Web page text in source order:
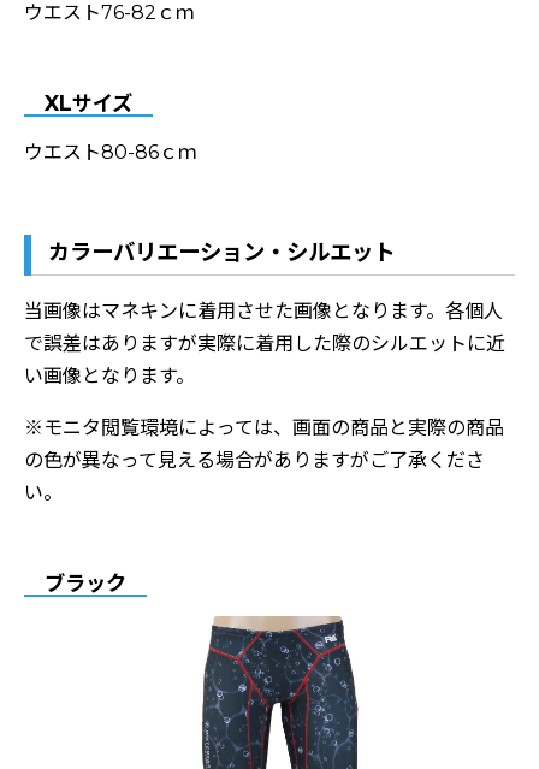
ウエスト76-82ｃｍ
XLサイズ
ウエスト80-86ｃｍ
カラーバリエーション・シルエット
当画像はマネキンに着用させた画像となります。各個人
で誤差はありますが実際に着用した際のシルエットに近
い画像となります。
※モニタ閲覧環境によっては、画面の商品と実際の商品
の色が異なって見える場合がありますがご了承くださ
い。
ブラック